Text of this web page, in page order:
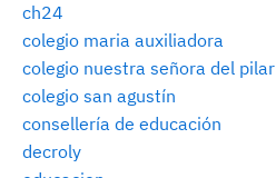
ch24
colegio maria auxiliadora
colegio nuestra señora del pilar
colegio san agustín
consellería de educación
decroly